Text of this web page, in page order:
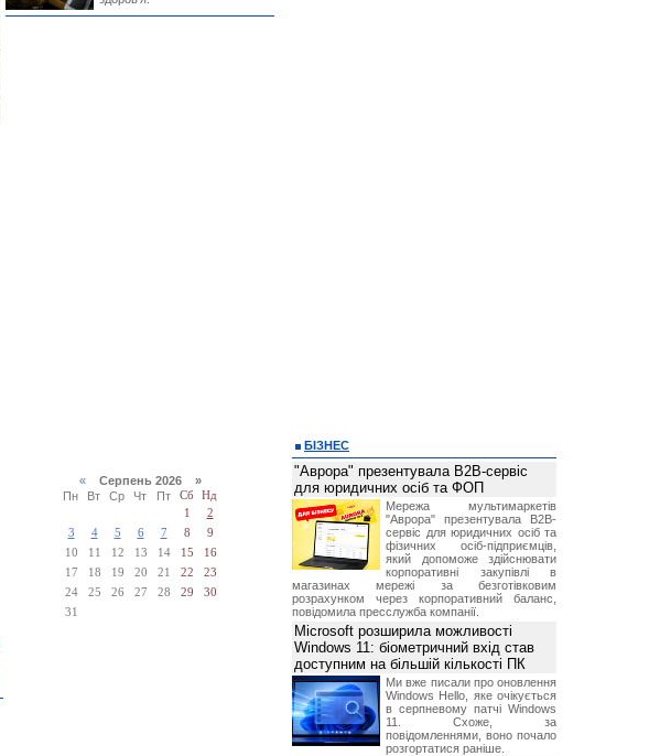
«Серпень 2026 »
Пн
Вт Ср Чт Пт Сб
Нд
1
2
3
4 5 6 7 8
9
10
11 12 13 14 15
16
17
18 19 20 21 22
23
24
25 26 27 28 29
30
31
БІЗНЕС
"Аврора" презентувала B2B-сервіс
для юридичних осіб та ФОП
Мережа мультимаркетів
"Аврора" презентувала B2B-
сервіс для юридичних осіб та
фізичних осіб-підприємців,
який допоможе здійснювати
корпоративні закупівлі в
магазинах мережі за безготівковим
розрахунком через корпоративний баланс,
повідомила пресслужба компанії.
Microsoft розширила можливості
Windows 11: біометричний вхід став
доступним на більшій кількості ПК
Ми вже писали про оновлення
Windows Hello, яке очікується
в серпневому патчі Windows
11. Схоже, за
повідомленнями, воно почало
розгортатися раніше.